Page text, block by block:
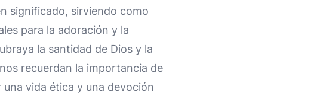
significado, sirviendo como
para la adoración y la
la santidad de Dios y la
recuerdan la importancia de
vida ética y una devoción